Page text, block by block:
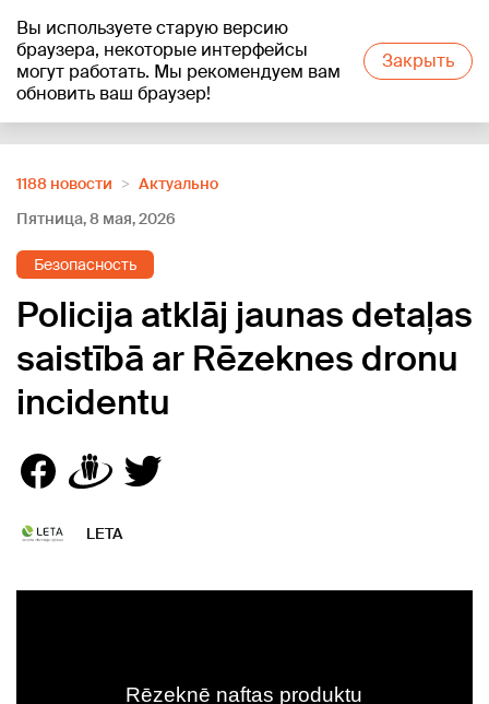
Вы используете старую версию
браузера, некоторые интерфейсы
могут работать. Мы рекомендуем вам
обновить ваш браузер!
Закрыть
+22°C
1188 новости
Актуально
Пятница, 8 мая, 2026
Безопасность
Policija atklāj jaunas detaļas
saistībā ar Rēzeknes dronu
incidentu
LETA